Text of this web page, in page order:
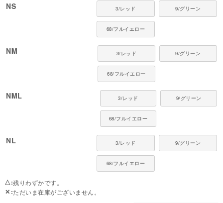
Q. ポリエステル100%でもチクチクしない？
A. 滑らかでやさしい肌触りの素材を使用しているため、ストレスなく着用い
Q. 普通のポリエステルと何が違うの？
A. 本商品の素材は、寒い時は保温し、暑い時は涼しく感じられる機能素材で
す。薄手素材のため、防寒着としてのご使用には適しておりません。また、
消臭・抗菌機能を備えており、気になるニオイの原因となる雑菌の繁殖を抑
NS 3/レッド 9/グリーン
68/フルイエロー
NM 3/レッド 9/グリーン
68/フルイエロー
NML 3/レッド 9/グリーン
68/フルイエロー
NL 3/レッド 9/グリーン
68/フルイエロー
△ 残りわずかです。
✕ ただいま在庫がございません。